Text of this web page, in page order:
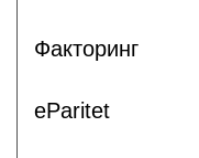
Факторинг
eParitet